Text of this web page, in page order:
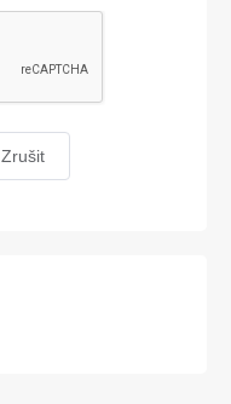
Zrušit